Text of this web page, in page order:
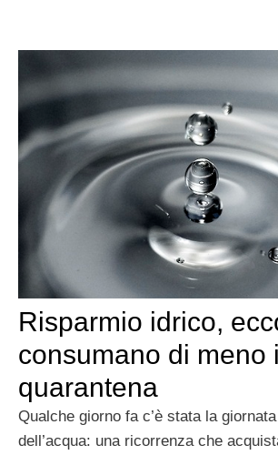
Risparmio idrico,
consumano di meno
quarantena
Qualche giorno fa c’è stata la
dell’acqua: una ricorrenza che